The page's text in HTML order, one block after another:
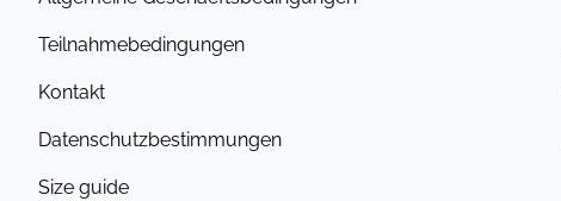
Teilnahmebedingungen
Kontakt
Datenschutzbestimmungen
Size guide